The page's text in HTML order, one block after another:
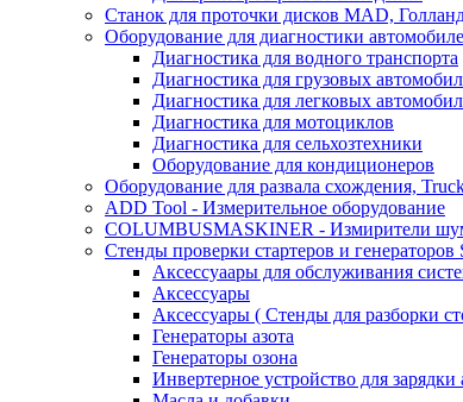
Станок для проточки дисков MAD,
Оборудование для диагностики
Диагностика для водного транспорта
Диагностика для грузовых
Диагностика для легковых
Диагностика для мотоциклов
Диагностика для сельхозтехники
Оборудование для кондиционеров
Оборудование для развала схождения,
ADD Tool - Измерительное оборудование
COLUMBUSMASKINER - Измирители
Стенды проверки стартеров и
Аксессуаары для обслуживания
Аксессуары
Аксессуары ( Стенды для разборки
Генераторы азота
Генераторы озона
Инвертерное устройство для